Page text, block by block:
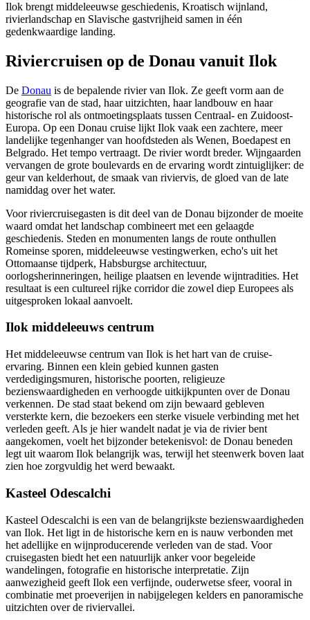
Ilok brengt middeleeuwse geschiedenis, Kroatisch wijnland,
rivierlandschap en Slavische gastvrijheid samen in één
gedenkwaardige landing.
Riviercruisen op de Donau vanuit Ilok
De Donau is de bepalende rivier van Ilok. Ze geeft vorm aan de
geografie van de stad, haar uitzichten, haar landbouw en haar
historische rol als ontmoetingsplaats tussen Centraal- en Zuidoost-
Europa. Op een Donau cruise lijkt Ilok vaak een zachtere, meer
landelijke tegenhanger van hoofdsteden als Wenen, Boedapest en
Belgrado. Het tempo vertraagt. De rivier wordt breder. Wijngaarden
vervangen de grote boulevards en de ervaring wordt zintuiglijker: de
geur van kelderhout, de smaak van riviervis, de gloed van de late
namiddag over het water.
Voor riviercruisegasten is dit deel van de Donau bijzonder de moeite
waard omdat het landschap combineert met een gelaagde
geschiedenis. Steden en monumenten langs de route onthullen
Romeinse sporen, middeleeuwse vestingwerken, echo's uit het
Ottomaanse tijdperk, Habsburgse architectuur,
oorlogsherinneringen, heilige plaatsen en levende wijntradities. Het
resultaat is een cultureel rijke corridor die zowel diep Europees als
uitgesproken lokaal aanvoelt.
Ilok middeleeuws centrum
Het middeleeuwse centrum van Ilok is het hart van de cruise-
ervaring. Binnen een klein gebied kunnen gasten
verdedigingsmuren, historische poorten, religieuze
bezienswaardigheden en verhoogde uitkijkpunten over de Donau
verkennen. De stad staat bekend om zijn bewaard gebleven
versterkte kern, die bezoekers een sterke visuele verbinding met het
verleden geeft. Als je hier wandelt nadat je via de rivier bent
aangekomen, voelt het bijzonder betekenisvol: de Donau beneden
legt uit waarom Ilok belangrijk was, terwijl het steenwerk boven laat
zien hoe zorgvuldig het werd bewaakt.
Kasteel Odescalchi
Kasteel Odescalchi is een van de belangrijkste bezienswaardigheden
van Ilok. Het ligt in de historische kern en is nauw verbonden met
het adellijke en wijnproducerende verleden van de stad. Voor
cruisegasten biedt het een natuurlijk anker voor begeleide
wandelingen, fotografie en historische interpretatie. Zijn
aanwezigheid geeft Ilok een verfijnde, ouderwetse sfeer, vooral in
combinatie met proeverijen in nabijgelegen kelders en panoramische
uitzichten over de riviervallei.